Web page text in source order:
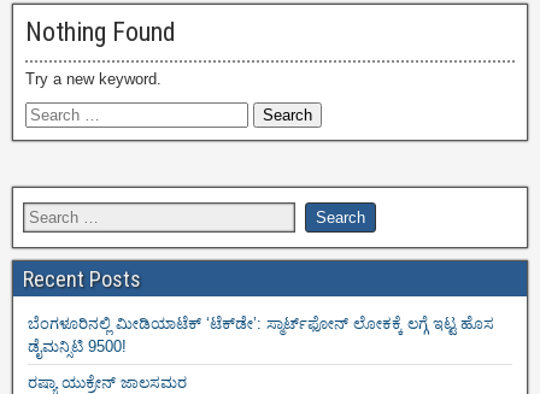
Nothing Found
Try a new keyword.
Recent Posts
ಬೆಂಗಳೂರಿನಲ್ಲಿ ಮೀಡಿಯಾಟೆಕ್‌ ‘ಟೆಕ್‌ಡೇ’: ಸ್ಮಾರ್ಟ್‌ಫೋನ್ ಲೋಕಕ್ಕೆ ಲಗ್ಗೆ ಇಟ್ಟ ಹೊಸ
ಡೈಮನ್ಸಿಟಿ 9500!
ರಷ್ಯಾ ಯುಕ್ರೇನ್ ಜಾಲಸಮರ